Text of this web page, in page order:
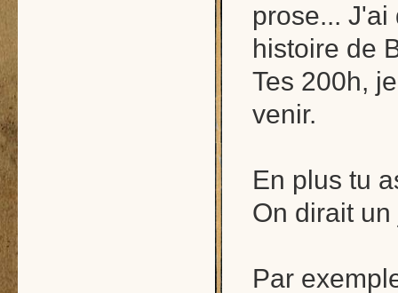
prose... J'ai
histoire de
Tes 200h,
venir.
En plus tu
On dirait
Par